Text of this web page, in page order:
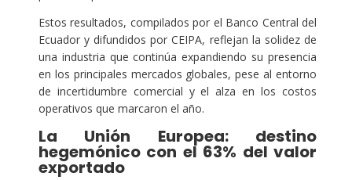
Estos resultados, compilados por el Banco Central del
Ecuador y difundidos por CEIPA, reflejan la solidez de
una industria que continúa expandiendo su presencia
en los principales mercados globales, pese al entorno
de incertidumbre comercial y el alza en los costos
operativos que marcaron el año.
La Unión Europea: destino
hegemónico con el 63% del valor
exportado